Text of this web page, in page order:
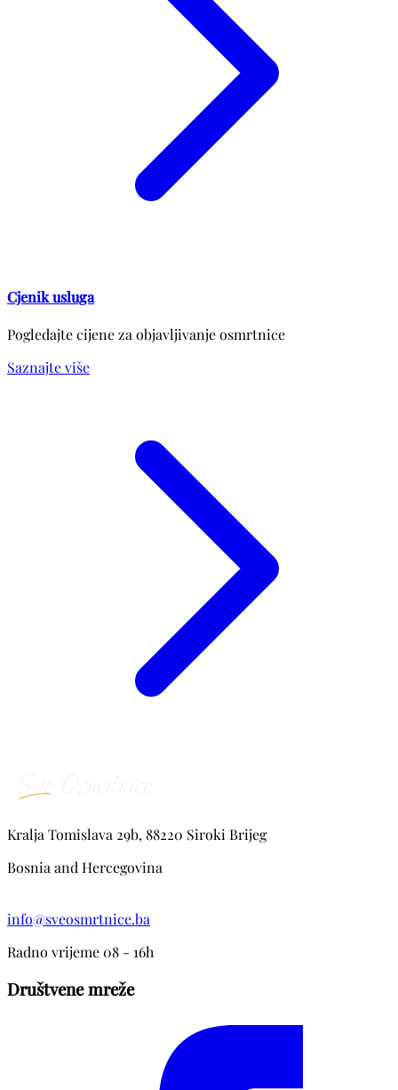
Cjenik usluga
Pogledajte cijene za objavljivanje osmrtnice
Saznajte više
Kralja Tomislava 29b, 88220 Siroki Brijeg
Bosnia and Hercegovina
info@sveosmrtnice.ba
Radno vrijeme 08 - 16h
Društvene mreže